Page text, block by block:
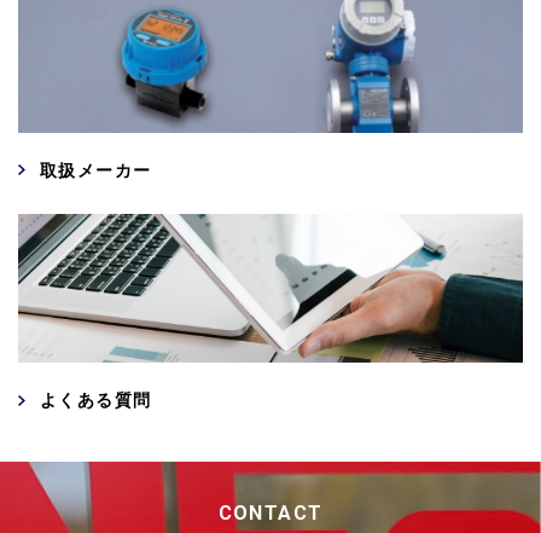
取扱メーカー
よくある質問
CONTACT